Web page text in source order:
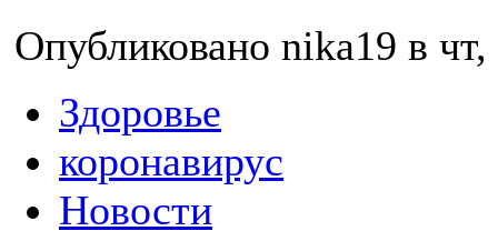
Опубликовано nika19 в
Здоровье
коронавирус
Новости